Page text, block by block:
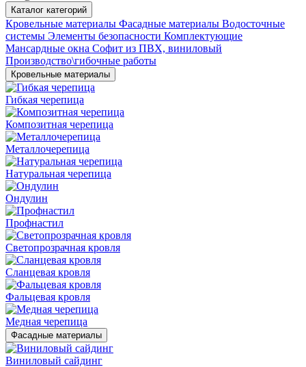
Каталог категорий
Кровельные материалы Фасадные материалы Водосточные
системы Элементы безопасности Комплектующие
Мансардные окна Софит из ПВХ, виниловый
Производство\гибочные работы
Кровельные материалы
Гибкая черепица
Композитная черепица
Металлочерепица
Натуральная черепица
Ондулин
Профнастил
Светопрозрачная кровля
Сланцевая кровля
Фальцевая кровля
Медная черепица
Фасадные материалы
Виниловый сайдинг